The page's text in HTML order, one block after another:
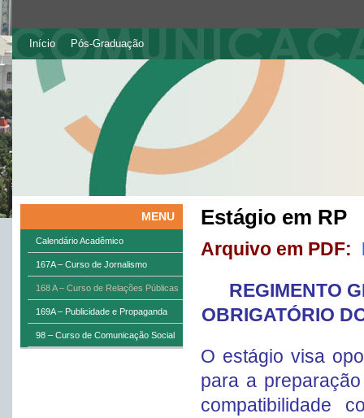
Início Pós-Graduação
MENU
Calendário Acadêmico
167A – Curso de Jornalismo
168 A – Curso de Relações Públicas
169A – Publicidade e Propaganda
98 – Curso de Comunicação Social
Estágio em RP
Arquivo em PDF:
REGIMENTO
OBRIGATÓRIO
O estágio visa
para a
compatibilidade